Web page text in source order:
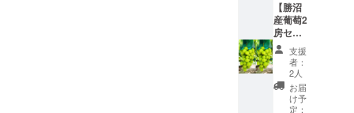
【配送
方法】
通常便
(常温便)
【賞味
期限、
保存方
法】到
着後、
【勝沼
産葡萄2
房セッ
ト】
シャイ
ンマス
カット×
シャイ
ンマス
支援
者：
2人
お届
け予
定：